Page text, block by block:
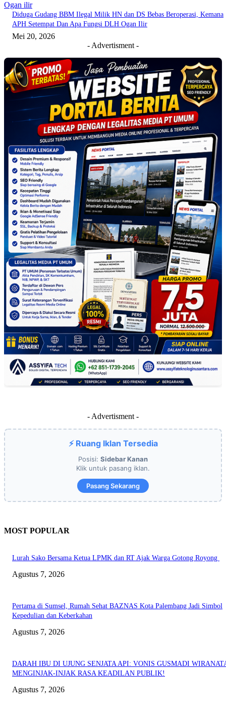
Ogan ilir
Diduga Gudang BBM Ilegal Milik HN dan DS Bebas Beroperasi, Kemana
APH Setempat Dan Apa Fungsi DLH Ogan Ilir
Mei 20, 2026
- Advertisment -
- Advertisment -
⚡ Ruang Iklan Tersedia
Posisi: Sidebar Kanan
Klik untuk pasang iklan.
Pasang Sekarang
MOST POPULAR
Lurah Sako Bersama Ketua LPMK dan RT Ajak Warga Gotong Royong
Agustus 7, 2026
Pertama di Sumsel, Rumah Sehat BAZNAS Kota Palembang Jadi Simbol
Kepedulian dan Keberkahan
Agustus 7, 2026
DARAH IBU DI UJUNG SENJATA API: VONIS GUSMADI
MENGINJAK-INJAK RASA KEADILAN PUBLIK!
Agustus 7, 2026